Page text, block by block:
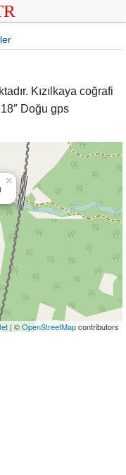
Kızılkaya coğrafi
18″ Doğu gps
×
| ©OpenStreetMapcontributors